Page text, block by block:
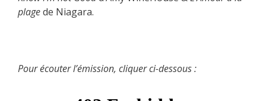
plagede Niagara.
Pour écouter l’émission, cliquer ci-dessous :